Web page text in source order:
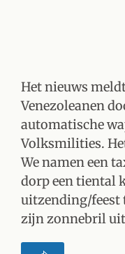
Het nieuws
Venezoleanen
automatische
Volksmilities.
We namen een
dorp een tiental
uitzending/feest
zijn zonnebril